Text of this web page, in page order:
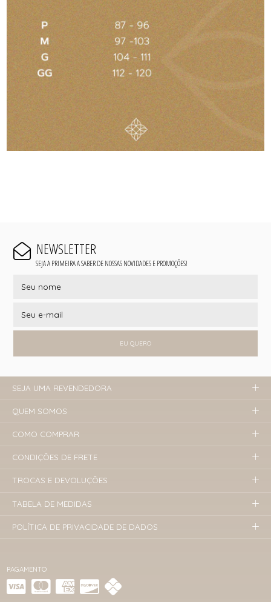
NEWSLETTER
SEJA A PRIMEIRA A SABER DE NOSSAS NOVIDADES E PROMOÇÕES!
EU QUERO
PAGAMENTO
SEJA UMA REVENDEDORA
QUEM SOMOS
COMO COMPRAR
CONDIÇÕES DE FRETE
TROCAS E DEVOLUÇÕES
TABELA DE MEDIDAS
POLÍTICA DE PRIVACIDADE DE DADOS